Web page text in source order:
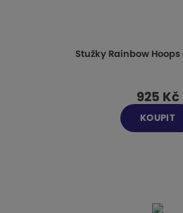
Stužky Rainbow
925 Kč
KOUPIT